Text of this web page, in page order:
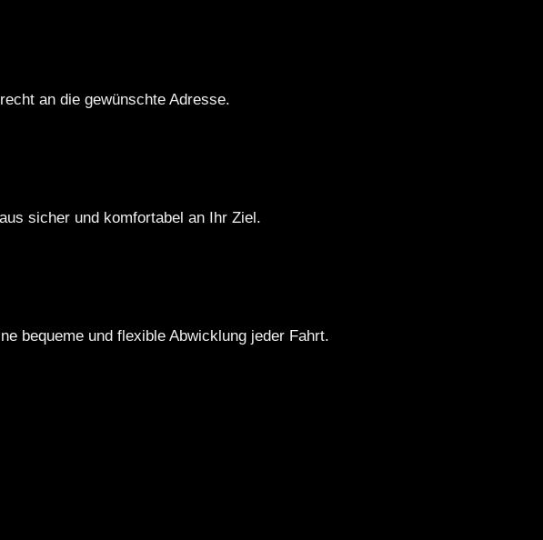
an die gewünschte Adresse.
sicher und komfortabel an Ihr Ziel.
bequeme und flexible Abwicklung jeder Fahrt.